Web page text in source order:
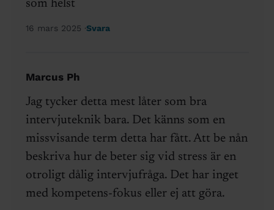
som helst
16 mars 2025 Svara
Marcus Ph
Jag tycker detta mest låter som bra
intervjuteknik bara. Det känns som en
missvisande term detta har fått. Att be nån
beskriva hur de beter sig vid stress är en
otroligt dålig intervjufråga. Det har inget
med kompetens-fokus eller ej att göra.